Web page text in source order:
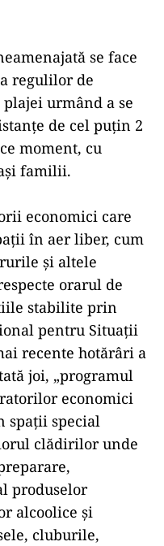
se face
regulilor de
urmând a se
de cel puţin 2
moment, cu
familii.
economici care
în aer liber, cum
şi altele
orarul de
stabilite prin
pentru Situaţii
recente hotărâri a
joi, „programul
economici
spaţii special
clădirilor unde
produselor
alcoolice şi
cluburile,